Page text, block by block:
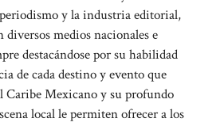
periodismo y la industria editorial,
diversos medios nacionales e
destacándose por su habilidad
de cada destino y evento que
Caribe Mexicano y su profundo
local le permiten ofrecer a los